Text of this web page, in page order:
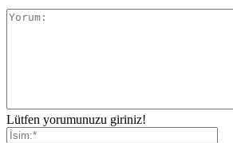
Lütfen yorumunuzu giriniz!